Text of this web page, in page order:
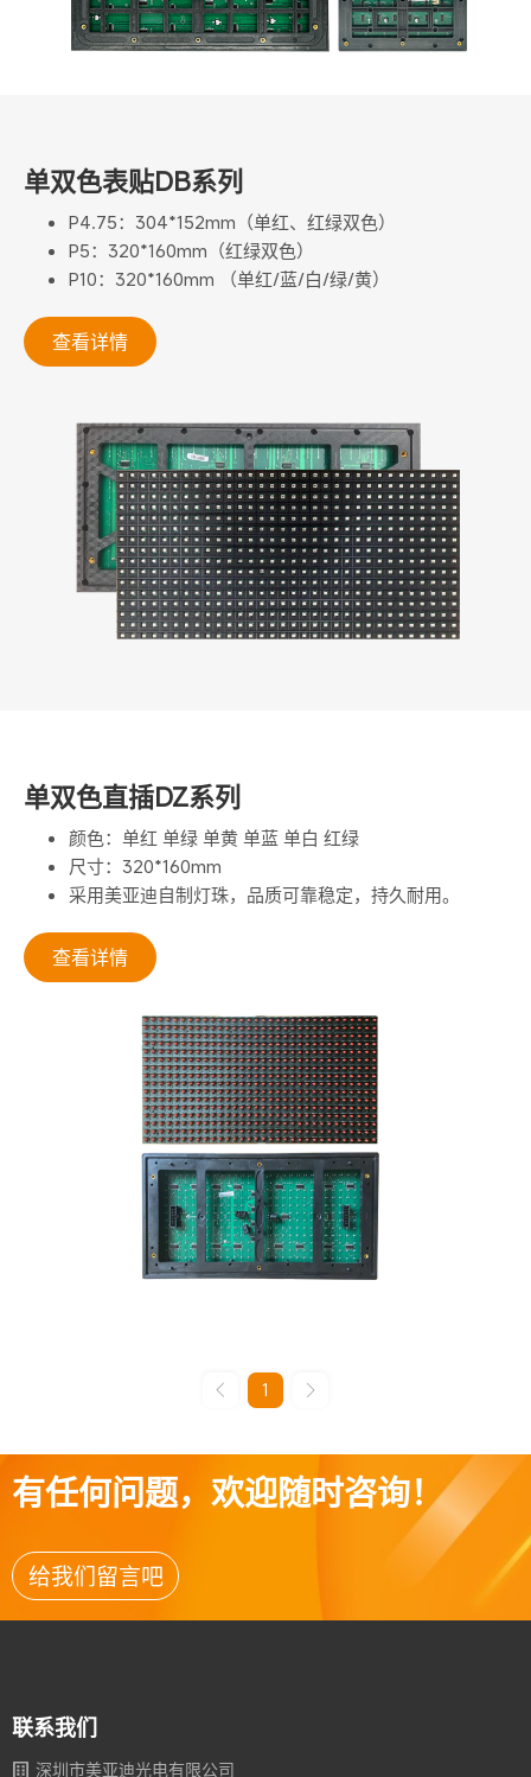
单双色表贴DB系列
P4.75：304*152mm（单红、红绿双色）
P5：320*160mm（红绿双色）
P10：320*160mm （单红/蓝/白/绿/黄）
查看详情
单双色直插DZ系列
颜色：单红 单绿 单黄 单蓝 单白 红绿
尺寸：320*160mm
采用美亚迪自制灯珠，品质可靠稳定，持久耐用。
查看详情
1
有任何问题，欢迎随时咨询！
给我们留言吧
联系我们
深圳市美亚迪光电有限公司